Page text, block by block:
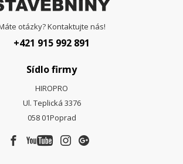
otázky? Kontaktujte nás!
+421 915 992 891
Sídlo firmy
HIROPRO
Ul. Teplická 3376
058 01Poprad